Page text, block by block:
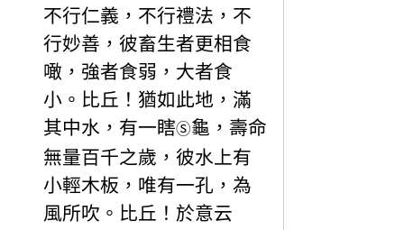
不行仁義，不行禮法，不
行妙善，彼畜生者更相食
噉，強者食弱，大者食
小。比丘！猶如此地，滿
其中水，有一瞎Ⓢ龜，壽命
無量百千之歲，彼水上有
小輕木板，唯有一孔，為
風所吹。比丘！於意云